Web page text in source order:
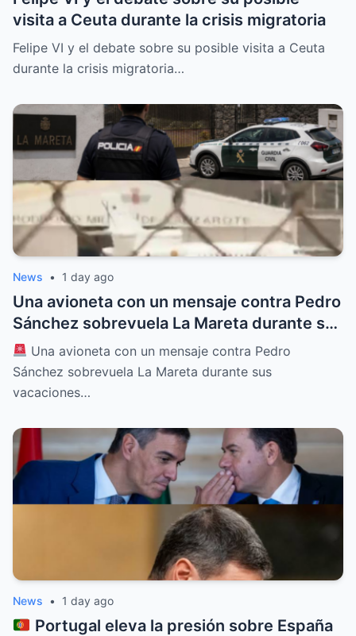
visita a Ceuta durante la crisis migratoria
Felipe VI y el debate sobre su posible visita a Ceuta
durante la crisis migratoria…
News • 1 day ago
Una avioneta con un mensaje contra Pedro
Sánchez sobrevuela La Mareta durante sus
vacaciones en Lanzarote
Una avioneta con un mensaje contra Pedro
Sánchez sobrevuela La Mareta durante sus
vacaciones…
News • 1 day ago
Portugal eleva la presión sobre España